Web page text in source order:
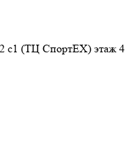
с1 (ТЦ СпортEX) этаж 4